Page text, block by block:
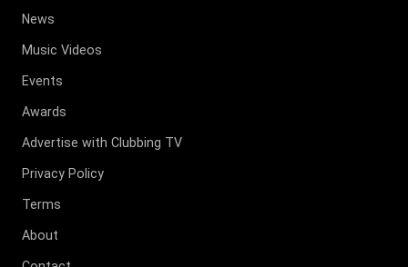
News
Music Videos
Events
Awards
Advertise with Clubbing TV
Privacy Policy
Terms
About